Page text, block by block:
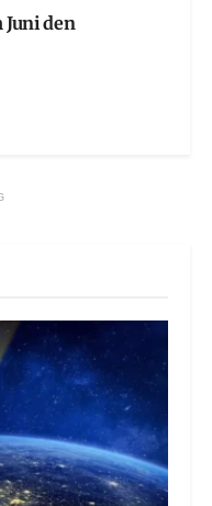
Juni den